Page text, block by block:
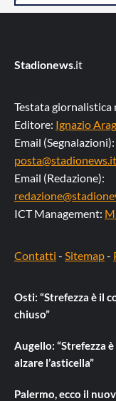
Stadionews.it
Testata giornalistica
Editore: Ignazio
Email (Segnalazioni):
posta@stadionews.it
Email (Redazione):
ICT Management:
Contatti - Sitemap-
Osti: “Strefezza è il
chiuso”
Augello: “Strefezza
alzare l’asticella”
Palermo, ecco il